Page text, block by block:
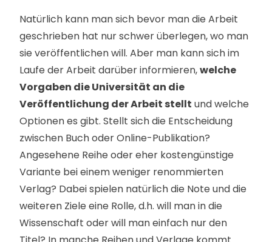
Natürlich kann man sich bevor man die Arbeit
geschrieben hat nur schwer überlegen, wo man
sie veröffentlichen will. Aber man kann sich im
Laufe der Arbeit darüber informieren,welche
Vorgaben die Universität an die
Veröffentlichung der Arbeit stellt und welche
Optionen es gibt. Stellt sich die Entscheidung
zwischen Buch oder Online-Publikation?
Angesehene Reihe oder eher kostengünstige
Variante bei einem weniger renommierten
Verlag? Dabei spielen natürlich die Note und die
weiteren Ziele eine Rolle, d.h. will man in die
Wissenschaft oder will man einfach nur den